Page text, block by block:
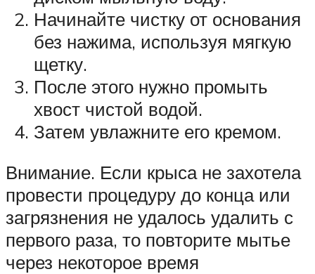
Начинайте чистку от основания
без нажима, используя мягкую
щетку.
После этого нужно промыть
хвост чистой водой.
Затем увлажните его кремом.
Внимание. Если крыса не захотела
провести процедуру до конца или
загрязнения не удалось удалить с
первого раза, то повторите мытье
через некоторое время